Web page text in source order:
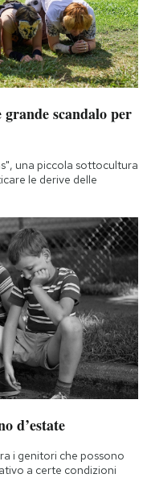
scandalo per
una piccola sottocultura
le derive delle
d’estate
i genitori che possono
a certe condizioni